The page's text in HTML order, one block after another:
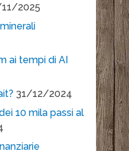
2025
ai tempi di AI
31/12/2024
10 mila passi al